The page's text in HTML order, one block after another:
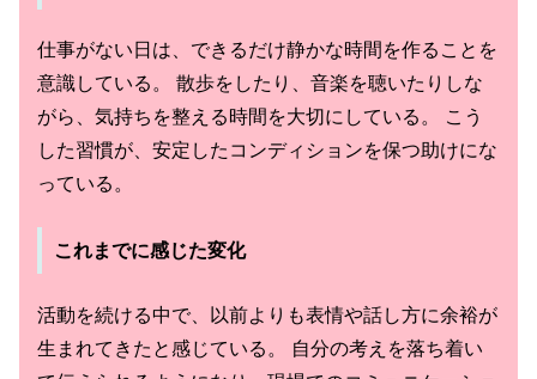
仕事がない日は、できるだけ静かな時間を作ることを
意識している。 散歩をしたり、音楽を聴いたりしな
がら、気持ちを整える時間を大切にしている。 こう
した習慣が、安定したコンディションを保つ助けにな
っている。
これまでに感じた変化
活動を続ける中で、以前よりも表情や話し方に余裕が
生まれてきたと感じている。 自分の考えを落ち着い